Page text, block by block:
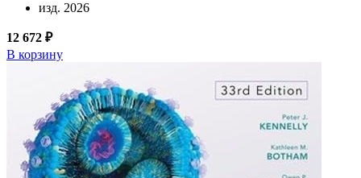
изд. 2026
12 672 ₽
В корзину